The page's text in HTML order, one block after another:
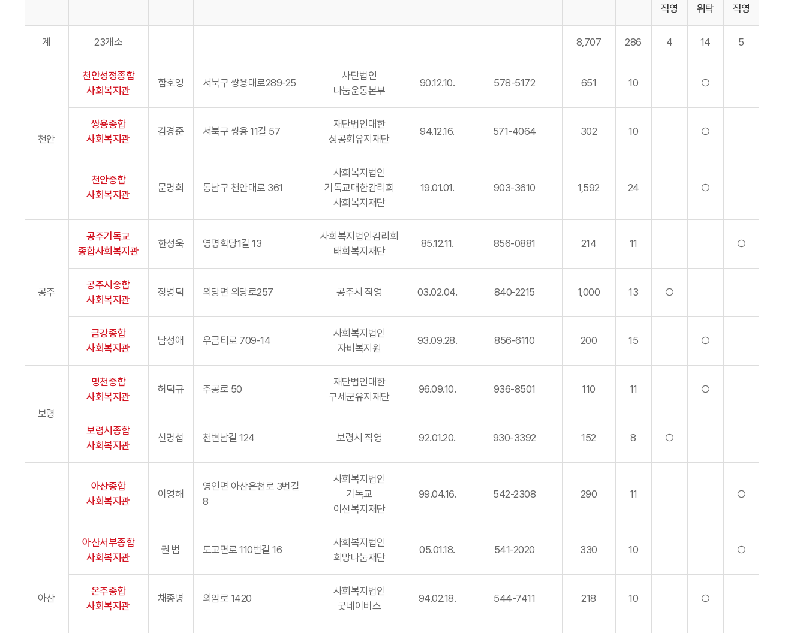
직영
위탁
직영
계 23개소 8,707 286 4 14 5
천안
천안성정종합
사회복지관
함호영 서북구 쌍용대로289-25
사단법인
나눔운동본부
90.12.10. 578-5172 651 10 ○
쌍용종합
사회복지관
김경준 서북구 쌍용 11길 57
재단법인대한
성공회유지재단
94.12.16. 571-4064 302 10 ○
천안종합
사회복지관
문명희 동남구 천안대로 361
사회복지법인
기독교대한감리회
사회복지재단
19.01.01. 903-3610 1,592 24 ○
공주
공주기독교
종합사회복지관
한성욱 영명학당1길 13
사회복지법인감리회
태화복지재단
85.12.11. 856-0881 214 11 ○
공주시종합
사회복지관
장병덕 의당면 의당로257 공주시 직영 03.02.04. 840-2215 1,000 13 ○
금강종합
사회복지관
남성애 우금티로 709-14
사회복지법인
자비복지원
93.09.28. 856-6110 200 15 ○
보령
명천종합
사회복지관
허덕규 주공로 50
재단법인대한
구세군유지재단
96.09.10. 936-8501 110 11 ○
보령시종합
사회복지관
신명섭 천변남길 124 보령시 직영 92.01.20. 930-3392 152 8 ○
아산
아산종합
사회복지관
이영해
영인면 아산온천로 3번길
8
사회복지법인
기독교
이선복지재단
99.04.16. 542-2308 290 11 ○
아산서부종합
사회복지관
권 범 도고면로 110번길 16
사회복지법인
희망나눔재단
05.01.18. 541-2020 330 10 ○
온주종합
사회복지관
채종병 외암로 1420
사회복지법인
굿네이버스
94.02.18. 544-7411 218 10 ○